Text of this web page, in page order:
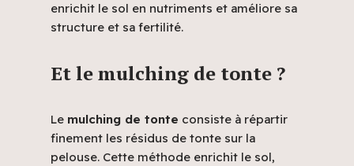
enrichit le sol en nutriments et améliore sa
structure et sa fertilité.
Et le mulching de tonte ?
Le mulching de tonte consiste à répartir
finement les résidus de tonte sur la
pelouse. Cette méthode enrichit le sol,